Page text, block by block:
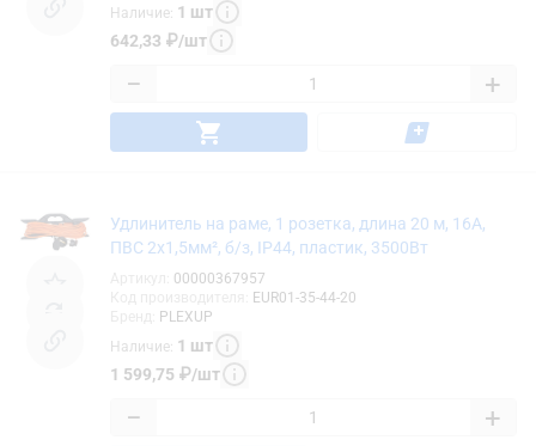
Наличие: 1 шт
642,33 ₽/шт
− +
Удлинитель на раме, 1 розетка, длина 20 м, 16А,
ПВС 2х1,5мм², б/з, IP44, пластик, 3500Вт
00000367957
EUR01-35-44-20
PLEXUP
Наличие: 1 шт
1 599,75 ₽/шт
− +